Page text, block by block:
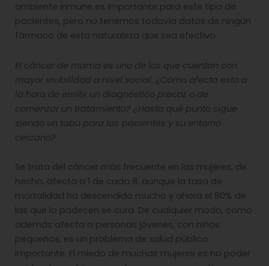
ambiente inmune es importante para este tipo de
pacientes, pero no tenemos todavía datos de ningún
fármaco de esta naturaleza que sea efectivo.
El cáncer de mama es uno de los que cuentan con
mayor visibilidad a nivel social. ¿Cómo afecta esto a
la hora de emitir un diagnóstico precoz o de
comenzar un tratamiento? ¿Hasta qué punto sigue
siendo un tabú para las pacientes y su entorno
cercano?
Se trata del cáncer más frecuente en las mujeres, de
hecho, afecta a 1 de cada 8, aunque la tasa de
mortalidad ha descendido mucho y ahora el 80% de
las que lo padecen se cura. De cualquier modo, como
además afecta a personas jóvenes, con niños
pequeños, es un problema de salud pública
importante. El miedo de muchas mujeres es no poder